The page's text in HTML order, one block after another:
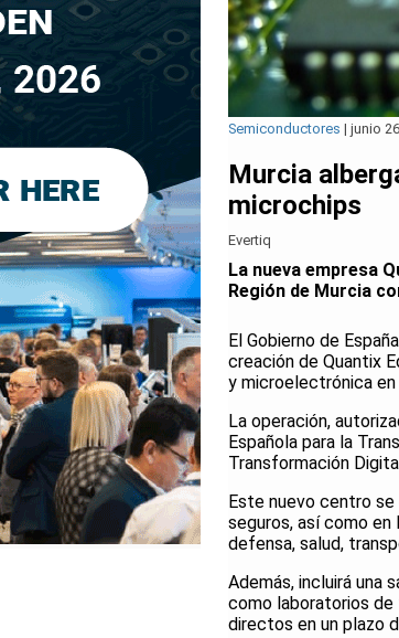
Semiconductores | junio
Murcia
microchips
Evertiq
La nueva empresa
Región de Murcia
El Gobierno de
creación de Quantix
y microelectrónica en
La operación,
Española para la
Transformación
Este nuevo centro
seguros, así como
defensa, salud,
Además, incluirá una
como laboratorios
directos en un plazo